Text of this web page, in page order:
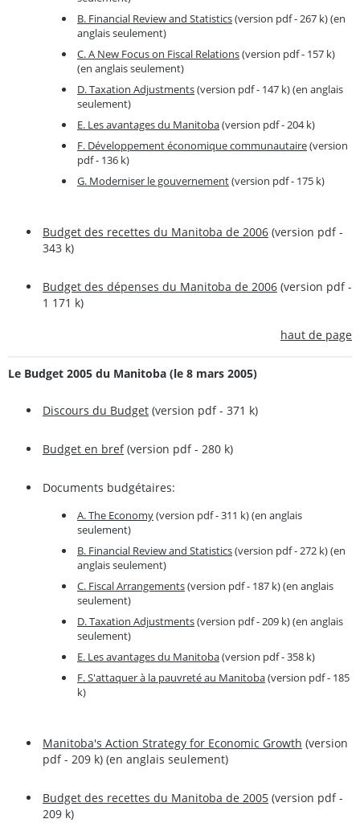
B. Financial Review and Statistics(version pdf - 267 k) (en
anglais seulement)
C. A New Focus on Fiscal Relations(version pdf - 157 k)
(en anglais seulement)
D. Taxation Adjustments(version pdf - 147 k) (en anglais
seulement)
E. Les avantages du Manitoba(version pdf - 204 k)
F. Développement économique communautaire(version
pdf - 136 k)
G. Moderniser le gouvernement(version pdf - 175 k)
Budget des recettes du Manitoba de 2006 (version pdf -
343 k)
Budget des dépenses du Manitoba de 2006 (version pdf -
1 171 k)
haut de page
Le Budget 2005 du Manitoba (le 8 mars 2005)
Discours du Budget (version pdf - 371 k)
Budget en bref(version pdf - 280 k)
Documents budgétaires:
A. The Economy(version pdf - 311 k) (en anglais
seulement)
B. Financial Review and Statistics(version pdf - 272 k) (en
anglais seulement)
C. Fiscal Arrangements(version pdf - 187 k) (en anglais
seulement)
D. Taxation Adjustments(version pdf - 209 k) (en anglais
seulement)
E. Les avantages du Manitoba(version pdf - 358 k)
F. S'attaquer à la pauvreté au Manitoba(version pdf - 185
k)
Manitoba's Action Strategy for Economic Growth (version
pdf - 209 k) (en anglais seulement)
Budget des recettes du Manitoba de 2005 (version pdf -
209 k)